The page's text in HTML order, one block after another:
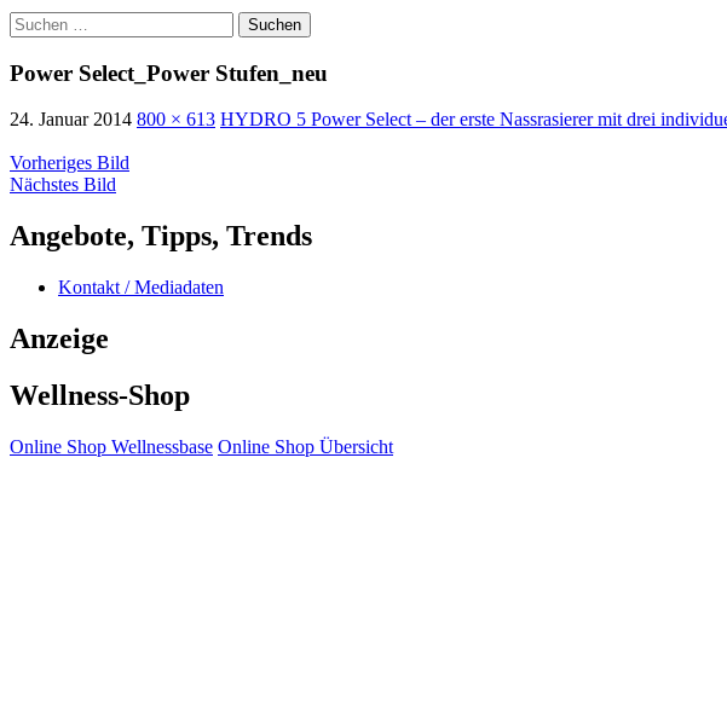
Suchen
nach:
Power Select_Power Stufen_neu
24. Januar 2014 800 × 613 HYDRO 5 Power Select – der erste Nassrasierer mit drei
Vorheriges Bild
Nächstes Bild
Angebote, Tipps, Trends
Kontakt / Mediadaten
Anzeige
Wellness-Shop
Online Shop Wellnessbase Online Shop Übersicht